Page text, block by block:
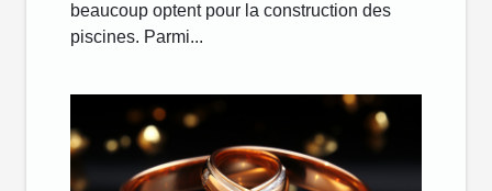
beaucoup optent pour la construction des
piscines. Parmi...